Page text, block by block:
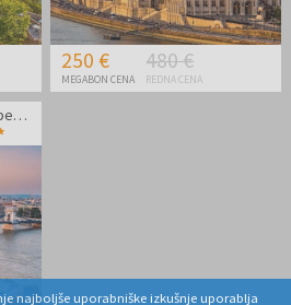
250 €
MEGABON CENA
480 €
REDNA CENA
Escala Hotel & Suites Budapest - Oddih v Budimpešti
najboljše uporabniške izkušnje uporablja